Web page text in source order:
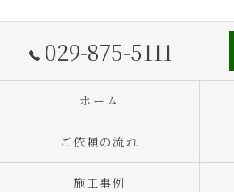
029-875-5111
ホーム
ご依頼の流れ
施工事例